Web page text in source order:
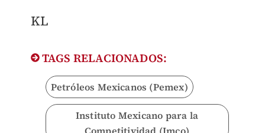
KL
TAGS RELACIONADOS:
Petróleos Mexicanos (Pemex)
Instituto Mexicano para la